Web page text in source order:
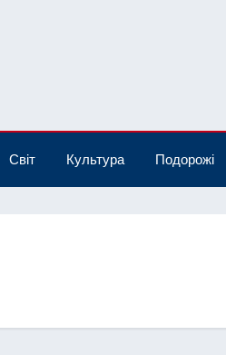
Світ Культура Подорожі